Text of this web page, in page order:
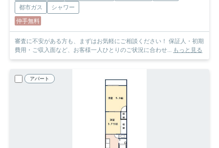
都市ガス
シャワー
仲手無料
審査に不安がある方も、まずはお気軽にご相談ください！ 保証人・初期
費用・ご収入面など、お客様一人ひとりのご状況に合わせ...
もっと見る
アパート